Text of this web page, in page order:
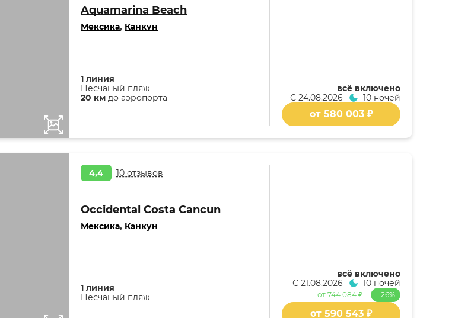
Aquamarina Beach
Мексика, Канкун
1 линия
Песчаный пляж
20 км до аэропорта
всё включено
С 24.08.2026 10 ночей
от 580 003 ₽
4,4 10 отзывов
Occidental Costa Cancun
Мексика, Канкун
1 линия
Песчаный пляж
всё включено
С 21.08.2026 10 ночей
от 744 084 ₽ - 26%
от 590 543 ₽